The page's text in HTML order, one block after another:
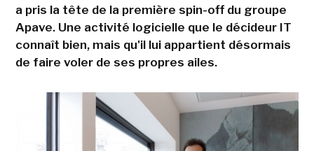
a pris la tête de la première spin-off du groupe
Apave. Une activité logicielle que le décideur IT
connaît bien, mais qu'il lui appartient désormais
de faire voler de ses propres ailes.